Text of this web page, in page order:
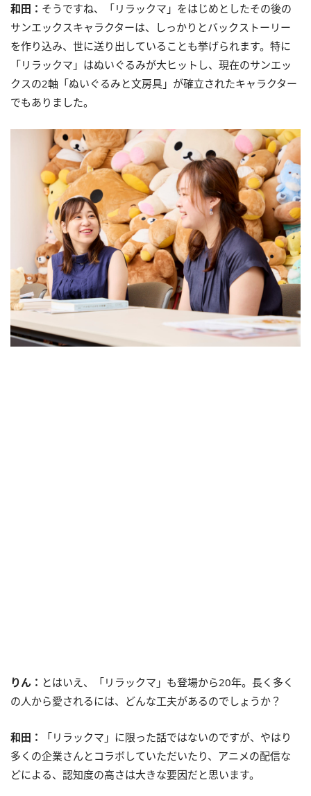
和田： そうですね、「リラックマ」をはじめとしたその後の
サンエックスキャラクターは、しっかりとバックストーリー
を作り込み、世に送り出していることも挙げられます。特に
「リラックマ」はぬいぐるみが大ヒットし、現在のサンエッ
クスの2軸「ぬいぐるみと文房具」が確立されたキャラクター
でもありました。
りん： とはいえ、「リラックマ」も登場から20年。長く多く
の人から愛されるには、どんな工夫があるのでしょうか？
和田：
「リラックマ」に限った話ではないのですが、やはり
多くの企業さんとコラボしていただいたり、アニメの配信な
どによる、認知度の高さは大きな要因だと思います。